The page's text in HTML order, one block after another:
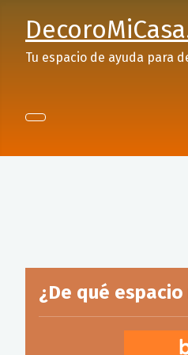
Tu espacio de ayuda para
¿De qué